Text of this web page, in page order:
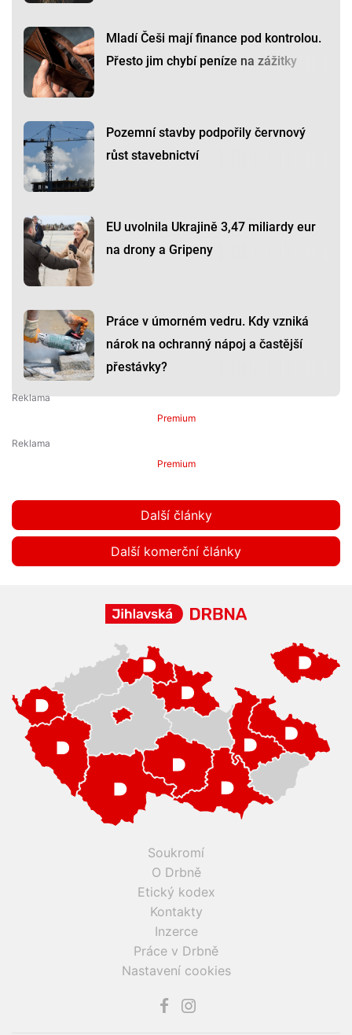
Mladí Češi mají finance pod kontrolou.
Přesto jim chybí peníze na zážitky
Pozemní stavby podpořily červnový
růst stavebnictví
EU uvolnila Ukrajině 3,47 miliardy eur
na drony a Gripeny
Práce v úmorném vedru. Kdy vzniká
nárok na ochranný nápoj a častější
přestávky?
Premium
Premium
Další články
Další komerční články
Soukromí
O Drbně
Etický kodex
Kontakty
Inzerce
Práce v Drbně
Nastavení cookies